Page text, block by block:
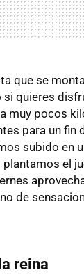
que se
si quieres
muy pocos
para un fin
subido en
plantamos el
de
reina